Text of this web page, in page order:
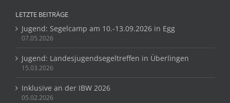
LETZTE BEITRÄGE
Jugend: Segelcamp am 10.-13.09.2026 in Egg
07.05.2026
Jugend: Landesjugendsegeltreffen in Überlingen
15.03.2026
Inklusive an der IBW 2026
05.02.2026